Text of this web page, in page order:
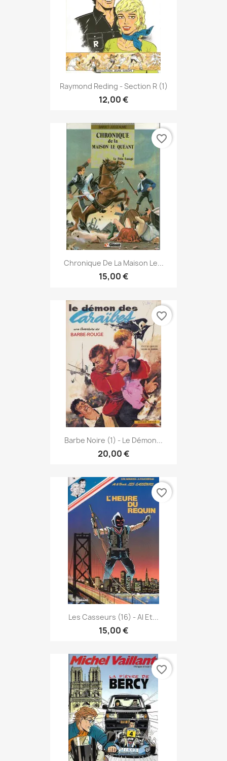
Raymond Reding - Section R (1)
12,00 €
Chronique De La Maison Le...
15,00 €
favorite_border
Barbe Noire (1) - Le Démon...
20,00 €
favorite_border
Les Casseurs (16) - Al Et...
15,00 €
favorite_border
favorite_border